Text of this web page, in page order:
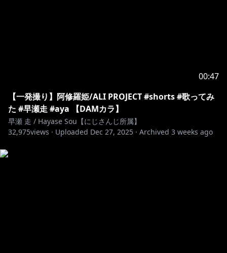
00:47
【一発撮り】阿修羅姫/ALI PROJECT #shorts #歌ってみ
た #早瀬走 #aya 【DAMカラ】
早瀬 走 / Hayase Sou【にじさんじ所属】
32,975views · Uploaded Dec 27, 2025 · Archived 3 weeks ago